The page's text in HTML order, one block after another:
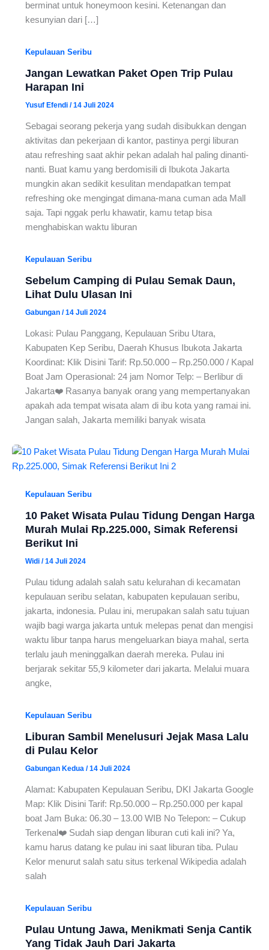
berminat untuk honeymoon kesini. Ketenangan dan
kesunyian dari […]
Kepulauan Seribu
Jangan Lewatkan Paket Open Trip Pulau
Harapan Ini
Yusuf Efendi /14 Juli 2024
Sebagai seorang pekerja yang sudah disibukkan dengan
aktivitas dan pekerjaan di kantor, pastinya pergi liburan
atau refreshing saat akhir pekan adalah hal paling dinanti-
nanti. Buat kamu yang berdomisili di Ibukota Jakarta
mungkin akan sedikit kesulitan mendapatkan tempat
refreshing oke mengingat dimana-mana cuman ada Mall
saja. Tapi nggak perlu khawatir, kamu tetap bisa
menghabiskan waktu liburan
Kepulauan Seribu
Sebelum Camping di Pulau Semak Daun,
Lihat Dulu Ulasan Ini
Gabungan /14 Juli 2024
Lokasi: Pulau Panggang, Kepulauan Sribu Utara,
Kabupaten Kep Seribu, Daerah Khusus Ibukota Jakarta
Koordinat: Klik Disini Tarif: Rp.50.000 – Rp.250.000 / Kapal
Boat Jam Operasional: 24 jam Nomor Telp: – Berlibur di
Jakarta❤️ Rasanya banyak orang yang mempertanyakan
apakah ada tempat wisata alam di ibu kota yang ramai ini.
Jangan salah, Jakarta memiliki banyak wisata
Kepulauan Seribu
10 Paket Wisata Pulau Tidung Dengan Harga
Murah Mulai Rp.225.000, Simak Referensi
Berikut Ini
Widi /14 Juli 2024
Pulau tidung adalah salah satu kelurahan di kecamatan
kepulauan seribu selatan, kabupaten kepulauan seribu,
jakarta, indonesia. Pulau ini, merupakan salah satu tujuan
wajib bagi warga jakarta untuk melepas penat dan mengisi
waktu libur tanpa harus mengeluarkan biaya mahal, serta
terlalu jauh meninggalkan daerah mereka. Pulau ini
berjarak sekitar 55,9 kilometer dari jakarta. Melalui muara
angke,
Kepulauan Seribu
Liburan Sambil Menelusuri Jejak Masa Lalu
di Pulau Kelor
Gabungan Kedua /14 Juli 2024
Alamat: Kabupaten Kepulauan Seribu, DKI Jakarta Google
Map: Klik Disini Tarif: Rp.50.000 – Rp.250.000 per kapal
boat Jam Buka: 06.30 – 13.00 WIB No Telepon: – Cukup
Terkenal❤️ Sudah siap dengan liburan cuti kali ini? Ya,
kamu harus datang ke pulau ini saat liburan tiba. Pulau
Kelor menurut salah satu situs terkenal Wikipedia adalah
salah
Kepulauan Seribu
Pulau Untung Jawa, Menikmati Senja Cantik
Yang Tidak Jauh Dari Jakarta